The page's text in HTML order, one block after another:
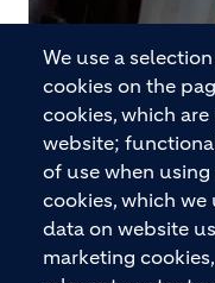
Dekarbonisierung
Mehr erfahren
We use a
cookies on the
cookies, which
website;
of use when
cookies, which
data on website
marketing